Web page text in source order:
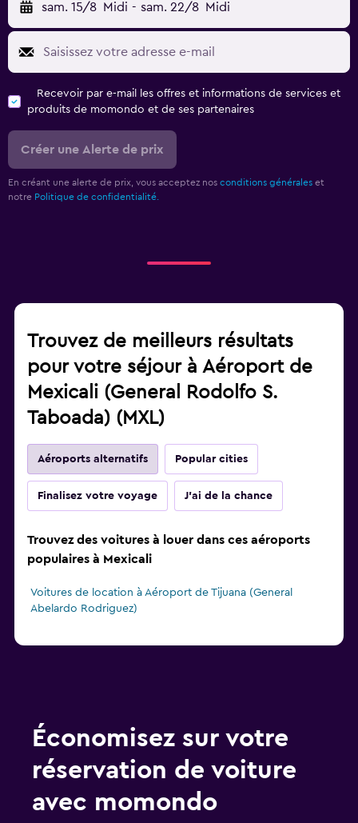
sam. 15/8 Midi - sam. 22/8 Midi
Recevoir par e-mail les offres et informations de services et
produits de momondo et de ses partenaires
Créer une Alerte de prix
En créant une alerte de prix, vous acceptez nos conditions générales et
notre Politique de confidentialité.
Trouvez de meilleurs résultats
pour votre séjour à Aéroport de
Mexicali (General Rodolfo S.
Taboada) (MXL)
Aéroports alternatifs Popular cities
Finalisez votre voyage J'ai de la chance
Trouvez des voitures à louer dans ces aéroports
populaires à Mexicali
Voitures de location à Aéroport de Tijuana (General
Abelardo Rodriguez)
Économisez sur votre
réservation de voiture
avec momondo